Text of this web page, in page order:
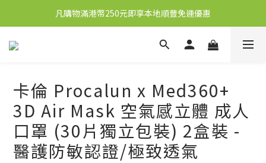
新會員送10元購物金
凡購物滿港幣250元即享本地順豐免運優惠
新會員送10元購物金
卡倫 Procalun x Med360+
3D Air Mask 空氣感立體 成人
口罩 (30片獨立包裝) 2盒裝 -
醫護防敏認證/極致透氣